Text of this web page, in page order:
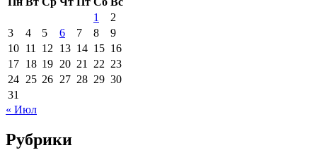
1
2
3
4 5 6 7 8
9
10 11 12 13 14 15 16
17 18 19 20 21 22 23
24 25 26 27 28 29 30
31
« Июл
Рубрики